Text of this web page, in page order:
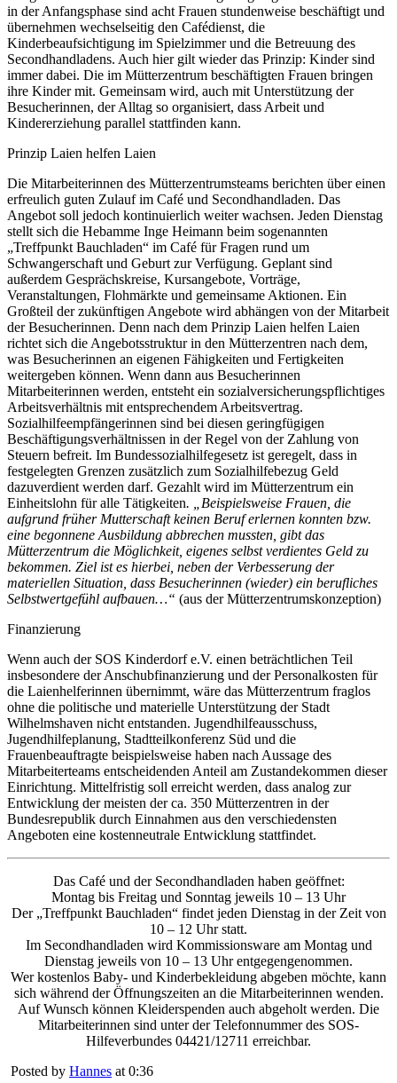
in der Anfangsphase sind acht Frauen stundenweise beschäftigt und
übernehmen wechselseitig den Cafédienst, die
Kinderbeaufsichtigung im Spielzimmer und die Betreuung des
Secondhandladens. Auch hier gilt wieder das Prinzip: Kinder sind
immer dabei. Die im Mütterzentrum beschäftigten Frauen bringen
ihre Kinder mit. Gemeinsam wird, auch mit Unterstützung der
Besucherinnen, der Alltag so organisiert, dass Arbeit und
Kindererziehung parallel stattfinden kann.
Prinzip Laien helfen Laien
Die Mitarbeiterinnen des Mütterzentrumsteams berichten über einen
erfreulich guten Zulauf im Café und Secondhandladen. Das
Angebot soll jedoch kontinuierlich weiter wachsen. Jeden Dienstag
stellt sich die Hebamme Inge Heimann beim sogenannten
„Treffpunkt Bauchladen“ im Café für Fragen rund um
Schwangerschaft und Geburt zur Verfügung. Geplant sind
außerdem Gesprächskreise, Kursangebote, Vorträge,
Veranstaltungen, Flohmärkte und gemeinsame Aktionen. Ein
Großteil der zukünftigen Angebote wird abhängen von der Mitarbeit
der Besucherinnen. Denn nach dem Prinzip Laien helfen Laien
richtet sich die Angebotsstruktur in den Mütterzentren nach dem,
was Besucherinnen an eigenen Fähigkeiten und Fertigkeiten
weitergeben können. Wenn dann aus Besucherinnen
Mitarbeiterinnen werden, entsteht ein sozialversicherungspflichtiges
Arbeitsverhältnis mit entsprechendem Arbeitsvertrag.
Sozialhilfeempfängerinnen sind bei diesen geringfügigen
Beschäftigungsverhältnissen in der Regel von der Zahlung von
Steuern befreit. Im Bundessozialhilfegesetz ist geregelt, dass in
festgelegten Grenzen zusätzlich zum Sozialhilfebezug Geld
dazuverdient werden darf. Gezahlt wird im Mütterzentrum ein
Einheitslohn für alle Tätigkeiten. „Beispielsweise Frauen, die
aufgrund früher Mutterschaft keinen Beruf erlernen konnten bzw.
eine begonnene Ausbildung abbrechen mussten, gibt das
Mütterzentrum die Möglichkeit, eigenes selbst verdientes Geld zu
bekommen. Ziel ist es hierbei, neben der Verbesserung der
materiellen Situation, dass Besucherinnen (wieder) ein berufliches
Selbstwertgefühl aufbauen…“ (aus der Mütterzentrumskonzeption)
Finanzierung
Wenn auch der SOS Kinderdorf e.V. einen beträchtlichen Teil
insbesondere der Anschubfinanzierung und der Personalkosten für
die Laienhelferinnen übernimmt, wäre das Mütterzentrum fraglos
ohne die politische und materielle Unterstützung der Stadt
Wilhelmshaven nicht entstanden. Jugendhilfeausschuss,
Jugendhilfeplanung, Stadtteilkonferenz Süd und die
Frauenbeauftragte beispielsweise haben nach Aussage des
Mitarbeiterteams entscheidenden Anteil am Zustandekommen dieser
Einrichtung. Mittelfristig soll erreicht werden, dass analog zur
Entwicklung der meisten der ca. 350 Mütterzentren in der
Bundesrepublik durch Einnahmen aus den verschiedensten
Angeboten eine kostenneutrale Entwicklung stattfindet.
Das Café und der Secondhandladen haben geöffnet:
Montag bis Freitag und Sonntag jeweils 10 – 13 Uhr
Der „Treffpunkt Bauchladen“ findet jeden Dienstag in der Zeit von
10 – 12 Uhr statt.
Im Secondhandladen wird Kommissionsware am Montag und
Dienstag jeweils von 10 – 13 Uhr entgegengenommen.
Wer kostenlos Baby- und Kinderbekleidung abgeben möchte, kann
sich während der Öffnungszeiten an die Mitarbeiterinnen wenden.
Auf Wunsch können Kleiderspenden auch abgeholt werden. Die
Mitarbeiterinnen sind unter der Telefonnummer des SOS-
Hilfeverbundes 04421/12711 erreichbar.
Posted by Hannes at 0:36